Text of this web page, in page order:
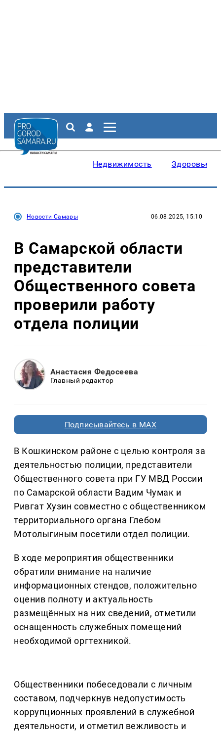
Недвижимость Здоровье
Новости Самары 06.08.2025, 15:10
В Самарской области
представители
Общественного совета
проверили работу
отдела полиции
Анастасия Федосеева
Главный редактор
Подписывайтесь в MAX
В Кошкинском районе с целью контроля за
деятельностью полиции, представители
Общественного совета при ГУ МВД России
по Самарской области Вадим Чумак и
Ривгат Хузин совместно с общественником
территориального органа Глебом
Мотолыгиным посетили отдел полиции.
В ходе мероприятия общественники
обратили внимание на наличие
информационных стендов, положительно
оценив полноту и актуальность
размещённых на них сведений, отметили
оснащенность служебных помещений
необходимой оргтехникой.
Общественники побеседовали с личным
составом, подчеркнув недопустимость
коррупционных проявлений в служебной
деятельности, и отметил вежливость и